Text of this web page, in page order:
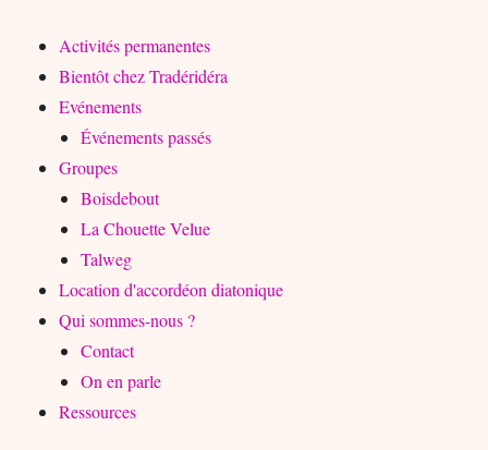
Activités permanentes
Bientôt chez Tradéridéra
Evénements
Événements passés
Groupes
Boisdebout
La Chouette Velue
Talweg
Location d'accordéon diatonique
Qui sommes-nous ?
Contact
On en parle
Ressources